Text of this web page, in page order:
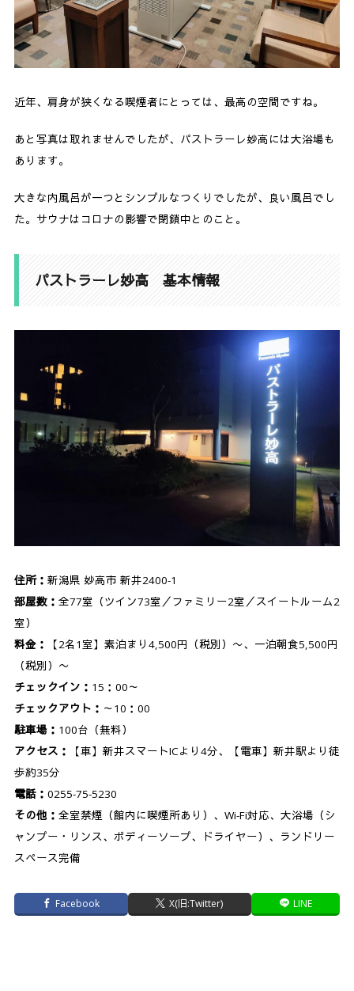
近年、肩身が狭くなる喫煙者にとっては、最高の空間ですね。
あと写真は取れませんでしたが、パストラーレ妙高には大浴場も
あります。
大きな内風呂が一つとシンプルなつくりでしたが、良い風呂でし
た。サウナはコロナの影響で閉鎖中とのこと。
パストラーレ妙高 基本情報
住所： 新潟県 妙高市 新井2400-1
部屋数： 全77室（ツイン73室／ファミリー2室／スイートルーム2
室）
料金：
【2名1室】素泊まり4,500円（税別）〜、一泊朝食5,500円
（税別）〜
チェックイン： 15：00～
チェックアウト： ～10：00
駐車場： 100台（無料）
アクセス：
【車】新井スマートICより4分、【電車】新井駅より徒
歩約35分
電話： 0255-75-5230
その他： 全室禁煙（館内に喫煙所あり）、Wi-Fi対応、大浴場（シ
ャンプー・リンス、ボディーソープ、ドライヤー）、ランドリー
スペース完備
Facebook X(旧:Twitter) LINE